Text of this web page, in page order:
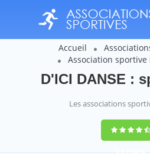
Accueil
Association sportive
D'ICI DANSE :
Les associations
9,4(100%)